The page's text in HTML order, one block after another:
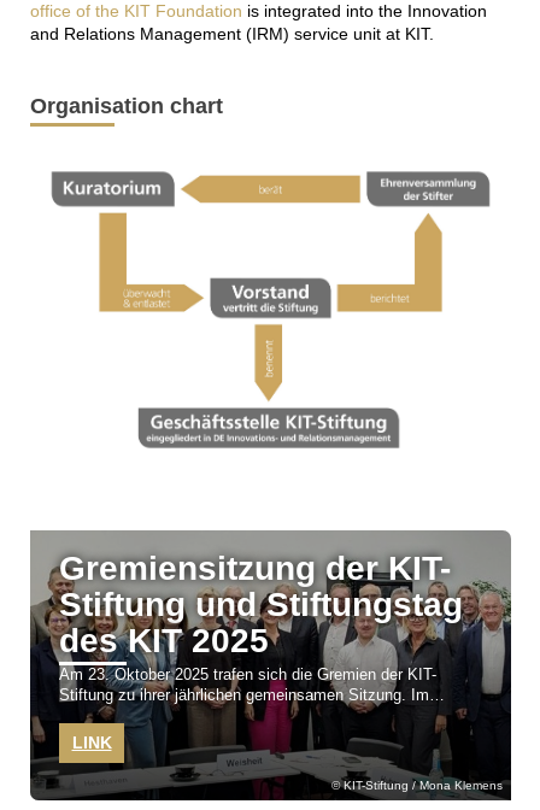
office of the KIT Foundation is integrated into the Innovation
and Relations Management (IRM) service unit at KIT.
Organisation chart
KIT-Stiftung / Mona Klemens
Gremiensitzung der KIT-
Stiftung und Stiftungstag
des KIT 2025
Am 23. Oktober 2025 trafen sich die Gremien der KIT-
Stiftung zu ihrer jährlichen gemeinsamen Sitzung. Im
Anschluss fand der 3. Stiftungstag des KIT statt - eine
hervorragende Möglichkeit des impulsgebenden Austauschs
und intensiver Vernetzung.
LINK